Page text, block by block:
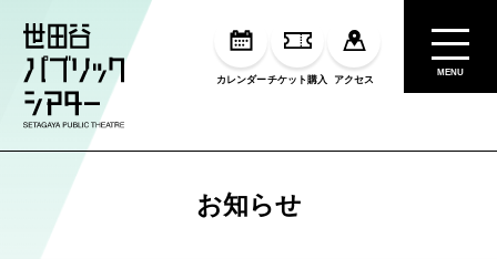
カレンダーチケット購入 アクセス
MENU
お知らせ